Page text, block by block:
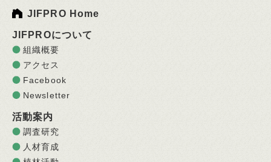
JIFPRO Home
JIFPROについて
組織概要
アクセス
Facebook
Newsletter
活動案内
調査研究
人材育成